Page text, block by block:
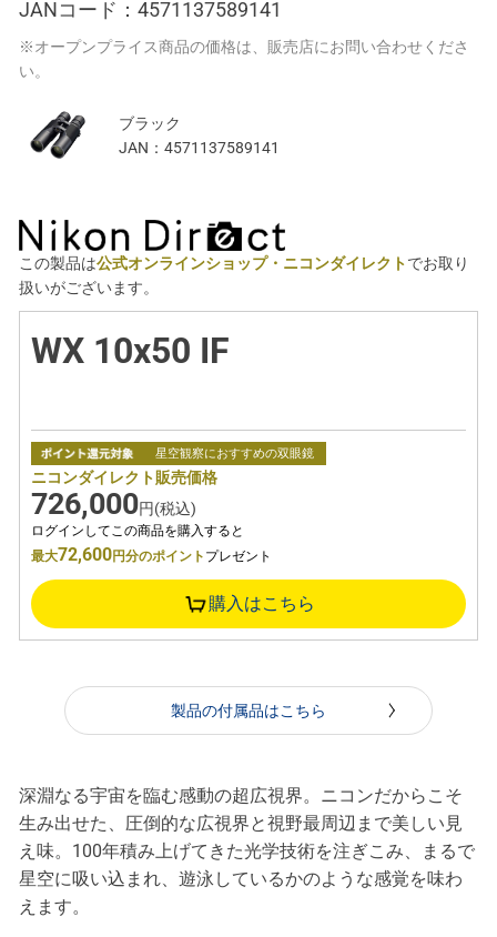
JANコード： 4571137589141
※オープンプライス商品の価格は、販売店にお問い合わせくださ
い。
ブラック
JAN： 4571137589141
この製品は公式オンラインショップ・ニコンダイレクトでお取り
扱いがございます。
WX 10x50 IF
星空観察におすすめの双眼鏡
ニコンダイレクト販売価格
726,000円(税込)
ログインしてこの商品を購入すると
最大72,600円分のポイント プレゼント
購入はこちら
製品の付属品はこちら
深淵なる宇宙を臨む感動の超広視界。ニコンだからこそ
生み出せた、圧倒的な広視界と視野最周辺まで美しい見
え味。100年積み上げてきた光学技術を注ぎこみ、まるで
星空に吸い込まれ、遊泳しているかのような感覚を味わ
えます。